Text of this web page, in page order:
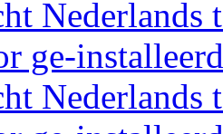
Nederlands
ge-
Nederlands